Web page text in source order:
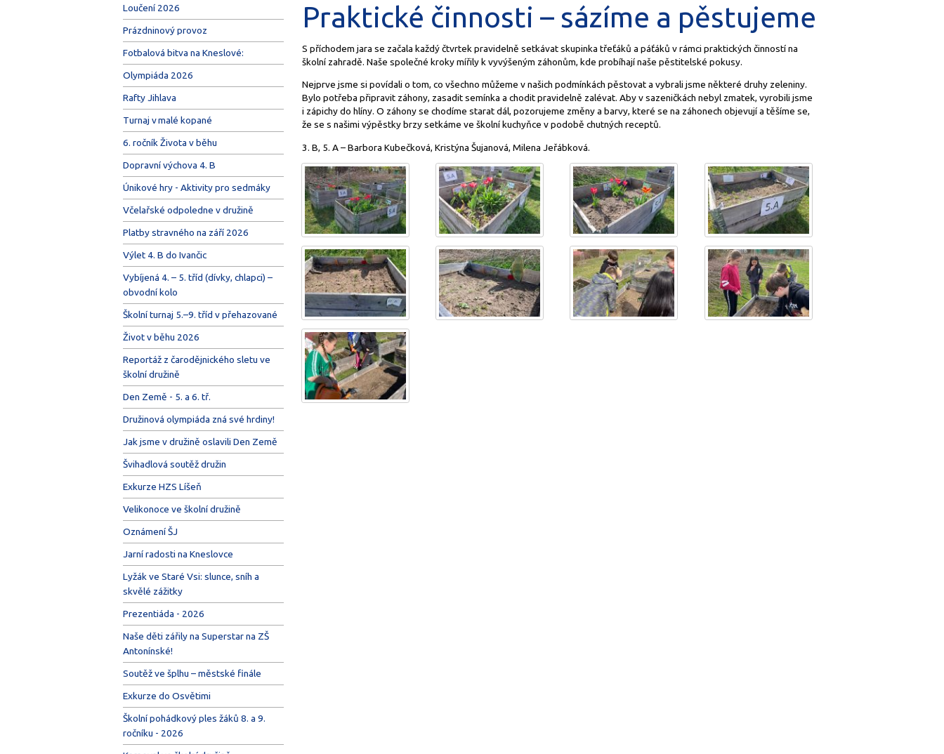
Loučení 2026
Prázdninový provoz
Fotbalová bitva na Kneslové:
Olympiáda 2026
Rafty Jihlava
Turnaj v malé kopané
6. ročník Života v běhu
Dopravní výchova 4. B
Únikové hry - Aktivity pro sedmáky
Včelařské odpoledne v družině
Platby stravného na září 2026
Výlet 4. B do Ivančic
Vybíjená 4. – 5. tříd (dívky, chlapci) –
obvodní kolo
Školní turnaj 5.–9. tříd v přehazované
Život v běhu 2026
Reportáž z čarodějnického sletu ve
školní družině
Den Země - 5. a 6. tř.
Družinová olympiáda zná své hrdiny!
Jak jsme v družině oslavili Den Země
Švihadlová soutěž družin
Exkurze HZS Líšeň
Velikonoce ve školní družině
Oznámení ŠJ
Jarní radosti na Kneslovce
Lyžák ve Staré Vsi: slunce, sníh a
skvělé zážitky
Prezentiáda - 2026
Naše děti zářily na Superstar na ZŠ
Antonínské!
Soutěž ve šplhu – městské finále
Exkurze do Osvětimi
Školní pohádkový ples žáků 8. a 9.
ročníku - 2026
Praktické činnosti – sázíme a pěstujeme
S příchodem jara se začala každý čtvrtek pravidelně setkávat skupinka třeťáků a páťáků v rámci praktických činností na
školní zahradě. Naše společné kroky mířily k vyvýšeným záhonům, kde probíhají naše pěstitelské pokusy.
Nejprve jsme si povídali o tom, co všechno můžeme v našich podmínkách pěstovat a vybrali jsme některé druhy zeleniny.
Bylo potřeba připravit záhony, zasadit semínka a chodit pravidelně zalévat. Aby v sazeničkách nebyl zmatek, vyrobili jsme
i zápichy do hlíny. O záhony se chodíme starat dál, pozorujeme změny a barvy, které se na záhonech objevují a těšíme se,
že se s našimi výpěstky brzy setkáme ve školní kuchyňce v podobě chutných receptů.
3. B, 5. A – Barbora Kubečková, Kristýna Šujanová, Milena Jeřábková.